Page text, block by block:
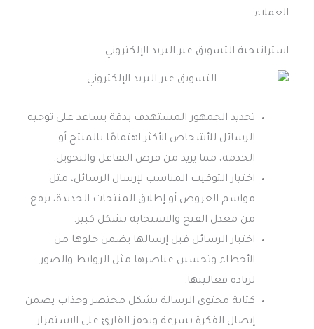
العملاء.
استراتيجية التسويق عبر البريد الإلكتروني
تحديد الجمهور المستهدف بدقة يساعد على توجيه
الرسائل للأشخاص الأكثر اهتمامًا بالمنتج أو
الخدمة، مما يزيد من فرص التفاعل والتحويل.
اختيار التوقيت المناسب لإرسال الرسائل، مثل
مواسم العروض أو إطلاق المنتجات الجديدة، يرفع
من معدل الفتح والاستجابة بشكل كبير.
اختبار الرسائل قبل إرسالها يضمن خلوها من
الأخطاء وتحسين عناصرها مثل الروابط والصور
لزيادة فعاليتها.
كتابة محتوى الرسالة بشكل مختصر وجذاب يضمن
إيصال الفكرة بسرعة ويحفز القارئ على الاستمرار